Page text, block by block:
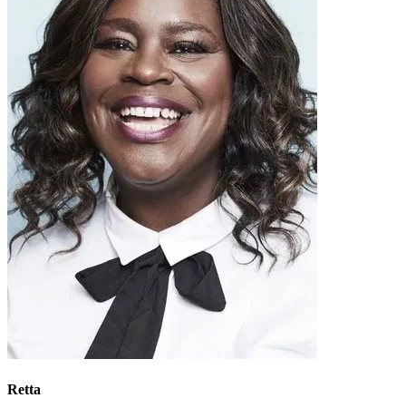
Retta